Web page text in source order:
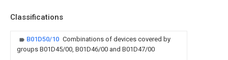
Classifications
B01D50/10 Combinations of devices covered by
groups B01D45/00, B01D46/00 and B01D47/00